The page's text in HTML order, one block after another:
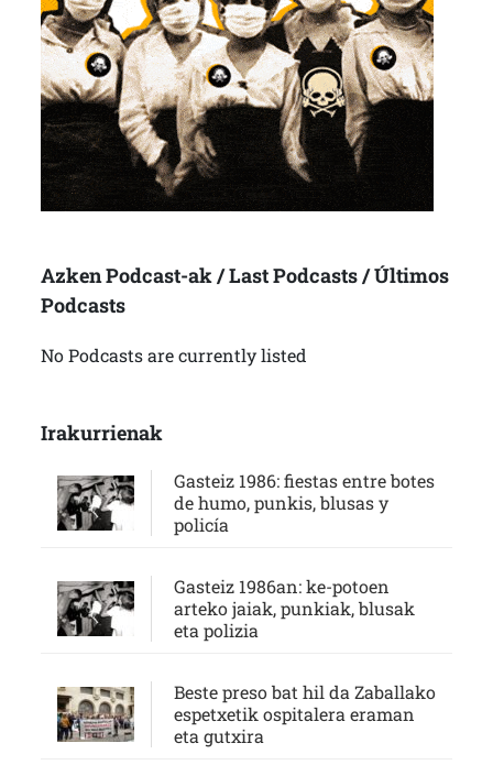
Azken Podcast-ak / Last Podcasts / Últimos
Podcasts
No Podcasts are currently listed
Irakurrienak
Gasteiz 1986: fiestas entre botes
de humo, punkis, blusas y
policía
Gasteiz 1986an: ke-potoen
arteko jaiak, punkiak, blusak
eta polizia
Beste preso bat hil da Zaballako
espetxetik ospitalera eraman
eta gutxira